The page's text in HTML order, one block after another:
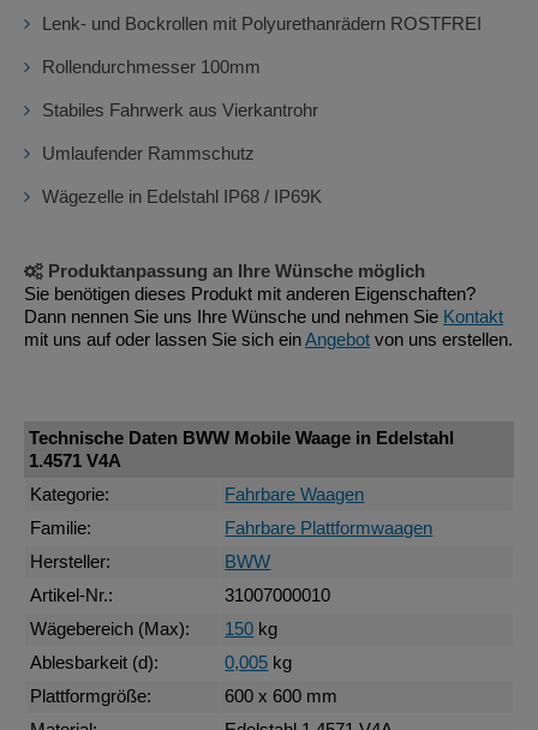
Lenk- und Bockrollen mit Polyurethanrädern ROSTFREI
Rollendurchmesser 100mm
Stabiles Fahrwerk aus Vierkantrohr
Umlaufender Rammschutz
Wägezelle in Edelstahl IP68 / IP69K
Produktanpassung an Ihre Wünsche möglich
Sie benötigen dieses Produkt mit anderen Eigenschaften?
Dann nennen Sie uns Ihre Wünsche und nehmen Sie Kontakt
mit uns auf oder lassen Sie sich einAngebot von uns erstellen.
Technische Daten BWW Mobile Waage in Edelstahl
1.4571 V4A
Kategorie:
Fahrbare Waagen
Familie:
Fahrbare Plattformwaagen
Hersteller:
BWW
Artikel-Nr.:
31007000010
Wägebereich (Max):
150 kg
Ablesbarkeit (d):
0,005 kg
Plattformgröße:
600 x 600 mm